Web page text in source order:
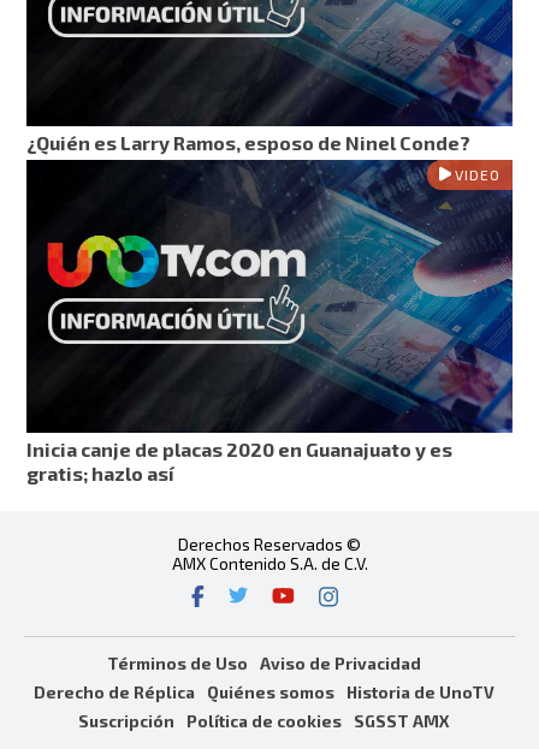
¿Quién es Larry Ramos, esposo de Ninel Conde?
VIDEO
Inicia canje de placas 2020 en Guanajuato y es
gratis; hazlo así
Derechos Reservados ©
AMX Contenido S.A. de C.V.
Términos de Uso
Aviso de Privacidad
Derecho de Réplica
Quiénes somos
Historia de UnoTV
Suscripción
Política de cookies SGSST AMX